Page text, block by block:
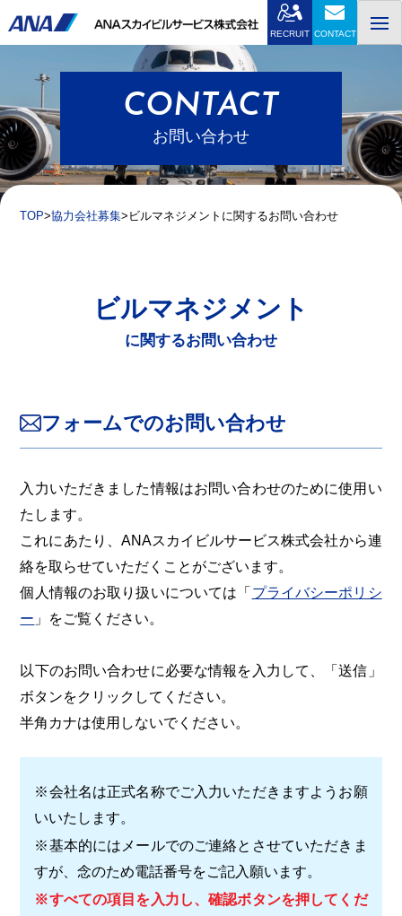
RECRUIT CONTACT
CONTACT
お問い合わせ
TOP 協力会社募集 ビルマネジメントに関するお問い合わせ
ビルマネジメント
に関するお問い合わせ
フォームでのお問い合わせ
入力いただきました情報はお問い合わせのために使用い
たします。
これにあたり、ANAスカイビルサービス株式会社から連
絡を取らせていただくことがございます。
個人情報のお取り扱いについては「プライバシーポリシ
ー 」をご覧ください。
以下のお問い合わせに必要な情報を入力して、「送信」
ボタンをクリックしてください。
半角カナは使用しないでください。
※会社名は正式名称でご入力いただきますようお願
いいたします。
※基本的にはメールでのご連絡とさせていただきま
すが、念のため電話番号をご記入願います。
※すべての項目を入力し、確認ボタンを押してくだ